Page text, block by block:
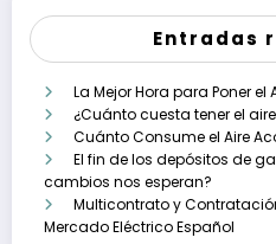
Entradas
La Mejor Hora para Poner
¿Cuánto cuesta tener el
Cuánto Consume el Aire
El fin de los depósitos de
cambios nos esperan?
Multicontrato y
Mercado Eléctrico Español